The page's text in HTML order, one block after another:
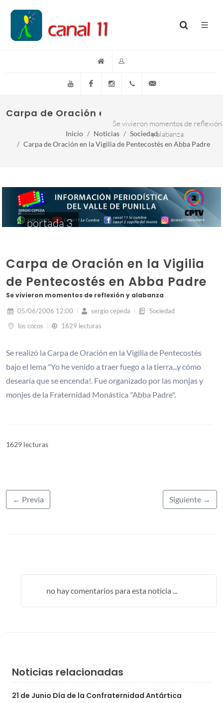
YouTube FacebookInstagram(+54)(9)3548-576073
Carpa de Oración en la Vigilia de
Se vivieron momentos de reflexión
y alabanza
Inicio Noticias
Sociedad
Carpa de Oración en la Vigilia de Pentecostés en Abba Padre
portada 3
Carpa de Oración en la Vigilia
de Pentecostés en Abba Padre
Se vivieron momentos de reflexión y alabanza
05/06/2006 12:00 sergio cepeda
Sociedad
los cocos
1629 lecturas
Se realizó la Carpa de Oración en la Vigilia de Pentecostés
bajo el lema "Yo he venido a traer fuego a la tierra...y cómo
desearía que se encenda!. Fue organizado por las monjas y
monjes de la Fraternidad Monástica "Abba Padre".
1629 lecturas
← Previa Siguiente →
no hay comentarios para esta noticia ...
Noticias relacionadas
21 de Junio Día de la Confraternidad Antártica